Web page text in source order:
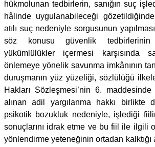
hükmolunan tedbirlerin, sanığın suç
hâlinde uygulanabileceği
atılı suç nedeniyle sorgusunun
söz konusu güvenlik tedbirlerinin
yükümlülükler içermesi karşısında
önlemeye yönelik savunma imkânının
duruşmanın yüz yüzeliği, sözlülüğü
Hakları Sözleşmesi’nin 6.
alınan adil yargılanma hakkı birlikte
psikotik bozukluk nedeniyle, işlediği
sonuçlarını idrak etme ve bu fiil ile ilgili
yönlendirme yeteneğinin ortadan